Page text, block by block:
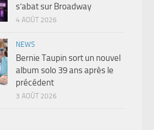
s’abat sur Broadway
4 AOÛT 2026
NEWS
Bernie Taupin sort un nouvel
album solo 39 ans après le
précédent
3 AOÛT 2026